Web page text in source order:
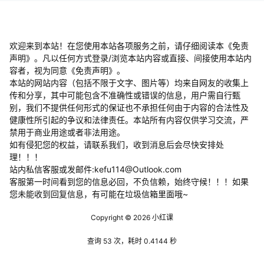
欢迎来到本站！在您使用本站各项服务之前，请仔细阅读本《免责
声明》。凡以任何方式登录/浏览本站内容或直接、间接使用本站内
容者，视为同意《免责声明》。
本站的网站内容（包括不限于文字、图片等）均来自网友的收集上
传和分享，其中可能包含不准确性或错误的信息，用户需自行甄
别，我们不提供任何形式的保证也不承担任何由于内容的合法性及
健康性所引起的争议和法律责任。本站所有内容仅供学习交流，严
禁用于商业用途或者非法用途。
​如有侵犯您的权益，请联系我们，收到消息后会尽快安排处
理！！！
站内私信客服或发邮件:kefu114@Outlook.com
客服第一时间看到您的信息必回，不负信赖，始终守候！！！如果
您未能收到回复信息，有可能在垃圾信箱里面哦~
Copyright © 2026 小红课
查询 53 次，耗时 0.4144 秒